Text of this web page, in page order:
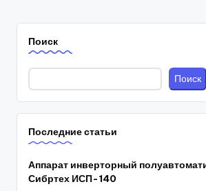
Поиск
Поиск
Последние статьи
Аппарат инверторный
Сибртех ИСП-140